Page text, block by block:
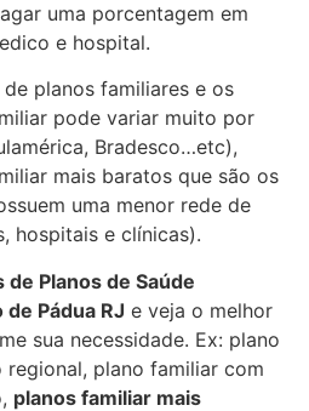
uma porcentagem em
e hospital.
planos familiares e os
pode variar muito por
Bradesco…etc),
mais baratos que são os
uma menor rede de
hospitais e clínicas).
Planos de Saúde
Pádua RJ e veja o melhor
sua necessidade. Ex: plano
plano familiar com
planos familiar mais